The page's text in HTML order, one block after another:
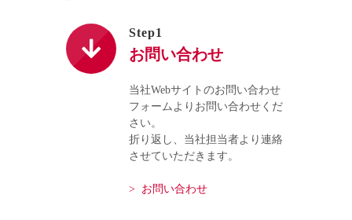
Step1
お問い合わせ
当社Webサイトのお問い合わせ
フォームよりお問い合わせくだ
さい。
折り返し、当社担当者より連絡
させていただきます。
> お問い合わせ